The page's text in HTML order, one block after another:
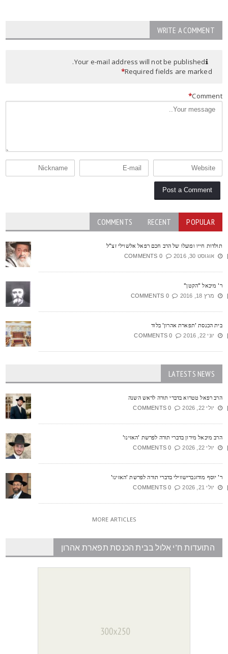
WRITE A COMMENT
Your e-mail address will not be published.
Required fields are marked
*
*
POPULAR
RECENT
COMMENTS
חייו ופועלו של הרב חכם רפאל אלשוילי זצ"ל
אוגוסט 30, 2016 0 COMMENTS
מיכאל "הקטן"
מרץ 18, 2016 0 COMMENTS
הכנסת 'תפארת אהרון' בלוד
יוני 22, 2016 0 COMMENTS
LATESTS NEWS
רפאל טטרוא בדברי תורה לראש השנה
יולי 22, 2026 0 COMMENTS
מיכאל מירון בדברי תורה לפרשת 'האזינו'
יולי 22, 2026 0 COMMENTS
יוסף מודזגברישווילי בדברי תורה לפרשת 'האזינו'
יולי 21, 2026 0 COMMENTS
MORE ARTICLES
התועדות ח"י אלול בבית הכנסת תפארת אהרון